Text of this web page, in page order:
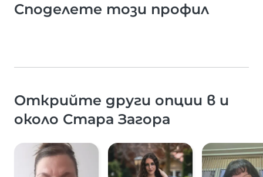
Споделете този профил
Открийте други опции в и
около Стара Загора